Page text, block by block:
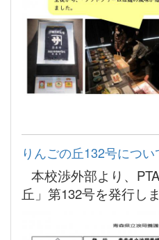
りんごの丘132号につい
本校渉外部より、
丘」第132号を発行しま